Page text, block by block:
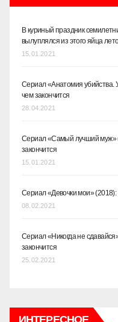
В куриный праздник
вылуплялся из этого яйца
15.01.2021
Сериал «Анатомия
чем закончится
28.04.2021
Сериал «Самый лучший муж»
закончится
15.01.2021
Сериал «Девочки мои» (2018):
08.02.2021
Сериал «Никогда не
закончится
25.02.2021
ИНТЕРЕСНОЕ